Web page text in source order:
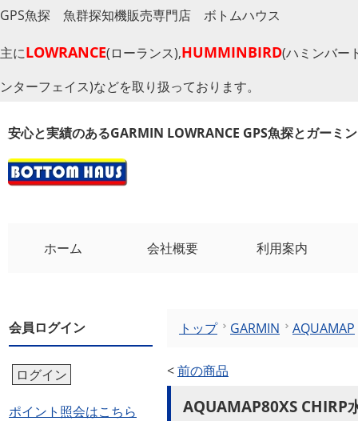
GPS魚探 魚群探知機販売専門店 ボトムハウス
主にLOWRANCE(ローランス),HUMMINBIRD(ハミンバー
ンターフェイス)などを取り扱っております。
安心と実績のあるGARMIN LOWRANCE GPS魚探とガーミ
ホーム 会社概要 利用案内
会員ログイン
ログイン
ポイント照会はこちら
トップ GARMIN AQUAMAP
<前の商品
AQUAMAP80XS CHIRP